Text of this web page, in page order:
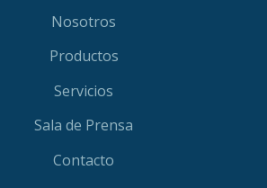
Nosotros
Productos
Servicios
Sala de Prensa
Contacto